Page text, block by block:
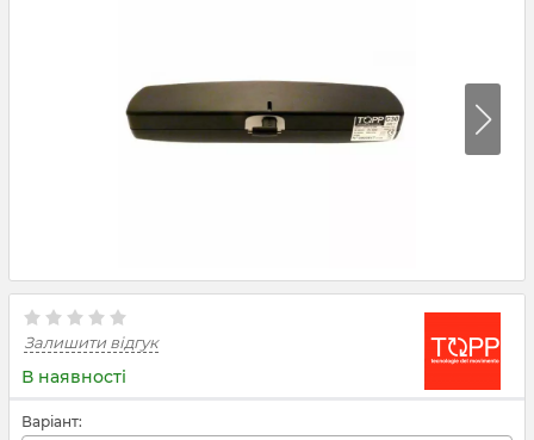
Залишити відгук
В наявності
Варіант: